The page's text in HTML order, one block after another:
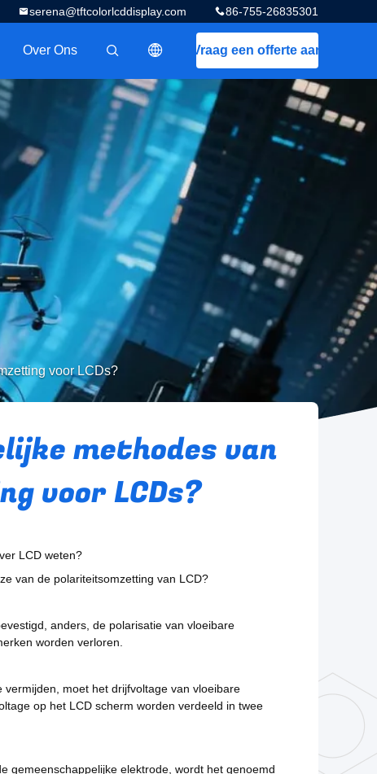
86-755-26835301
serena@tftcolorlcddisplay.com
Vraag een offerte aan
描述
Over Ons
voor LCDs?
methodes van
voor LCDs?
LCD weten?
van de polariteitsomzetting van LCD?
anders, de polarisatie van vloeibare
worden verloren.
moet het drijfvoltage van vloeibare
op het LCD scherm worden verdeeld in twee
gemeenschappelijke elektrode, wordt het genoemd